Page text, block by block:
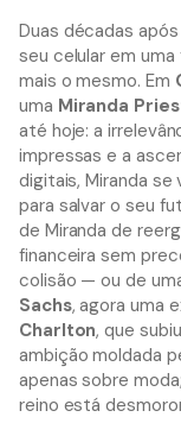
Duas décadas
seu celular em
mais o mesmo. Em
uma Miranda
até hoje: a
impressas e a
digitais, Miranda
para salvar o seu
de Miranda de
financeira sem
colisão — ou de
Sachs, agora uma
Charlton, que
ambição moldada
apenas sobre
reino está